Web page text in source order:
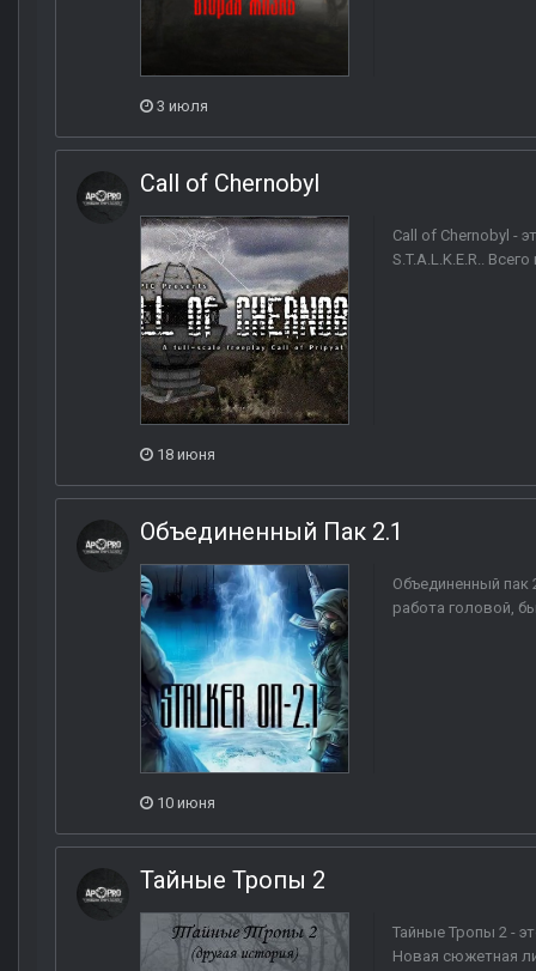
3 июля
Call of Chernobyl
Call of Chernobyl -
S.T.A.L.K.E.R..
18 июня
Объединенный Пак 2.1
Объединенный
работа головой,
10 июня
Тайные Тропы 2
Тайные Тропы 2 -
Новая сюжетная